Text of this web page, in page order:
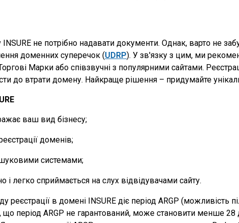
не потрібно надавати документи. Однак, варто не
доменних суперечок (UDRP). У зв'язку з цим, ми
Марки або співзвучні з популярними сайтами.
до втрати домену. Найкраще рішення – придумайте
ваш вид бізнесу;
доменів;
системами;
і легко сприймається на слух відвідувачами сайту.
реєстрації в домені INSURE діє період ARGP
період ARGP не гарантований, може становити менше 28